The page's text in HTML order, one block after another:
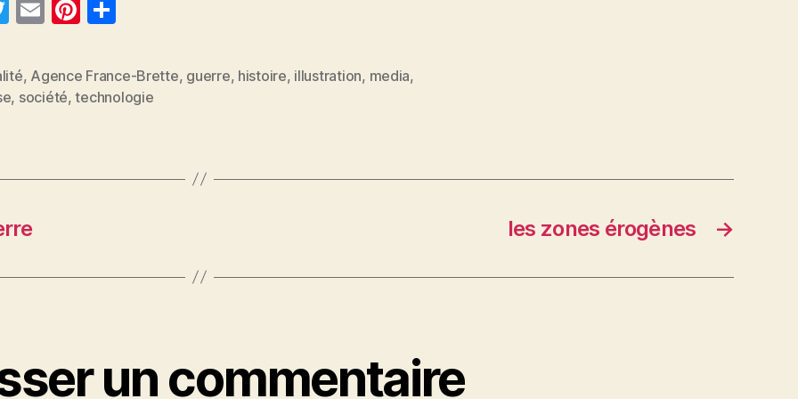
T
itt
er
E
ai
l
Pi
er
es
rt
a
, Agence France-Brette, guerre, histoire, illustration, media,
, société,technologie
→
les zones érogènes
un commentaire